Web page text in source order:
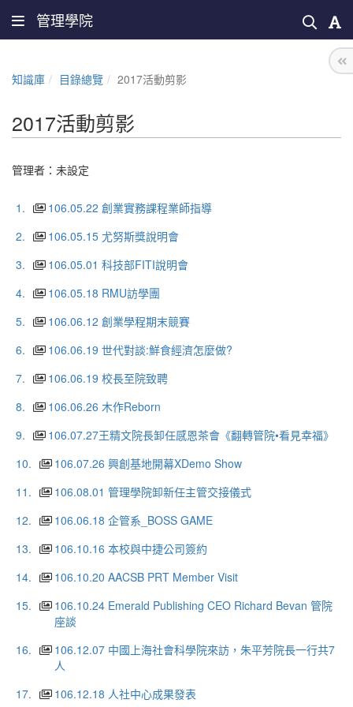
管理學院
知識庫 目錄總覽 2017活動剪影
2017活動剪影
管理者：未設定
1.
106.05.22 創業實務課程業師指導
2.
106.05.15 尤努斯獎說明會
3.
106.05.01 科技部FITI說明會
4.
106.05.18 RMU訪學團
5.
106.06.12 創業學程期末競賽
6.
106.06.19 世代對談:鮮食經濟怎麼做?
7.
106.06.19 校長至院致聘
8.
106.06.26 木作Reborn
9.
106.07.27王精文院長卸任感恩茶會《翻轉管院•看見幸福》
10.
106.07.26 興創基地開幕XDemo Show
11.
106.08.01 管理學院卸新任主管交接儀式
12.
106.06.18 企管系_BOSS GAME
13.
106.10.16 本校與中捷公司簽約
14.
106.10.20 AACSB PRT Member Visit
15.
106.10.24 Emerald Publishing CEO Richard Bevan 管院
座談
16.
106.12.07 中國上海社會科學院來訪，朱平芳院長一行共7
人
17.
106.12.18 人社中心成果發表